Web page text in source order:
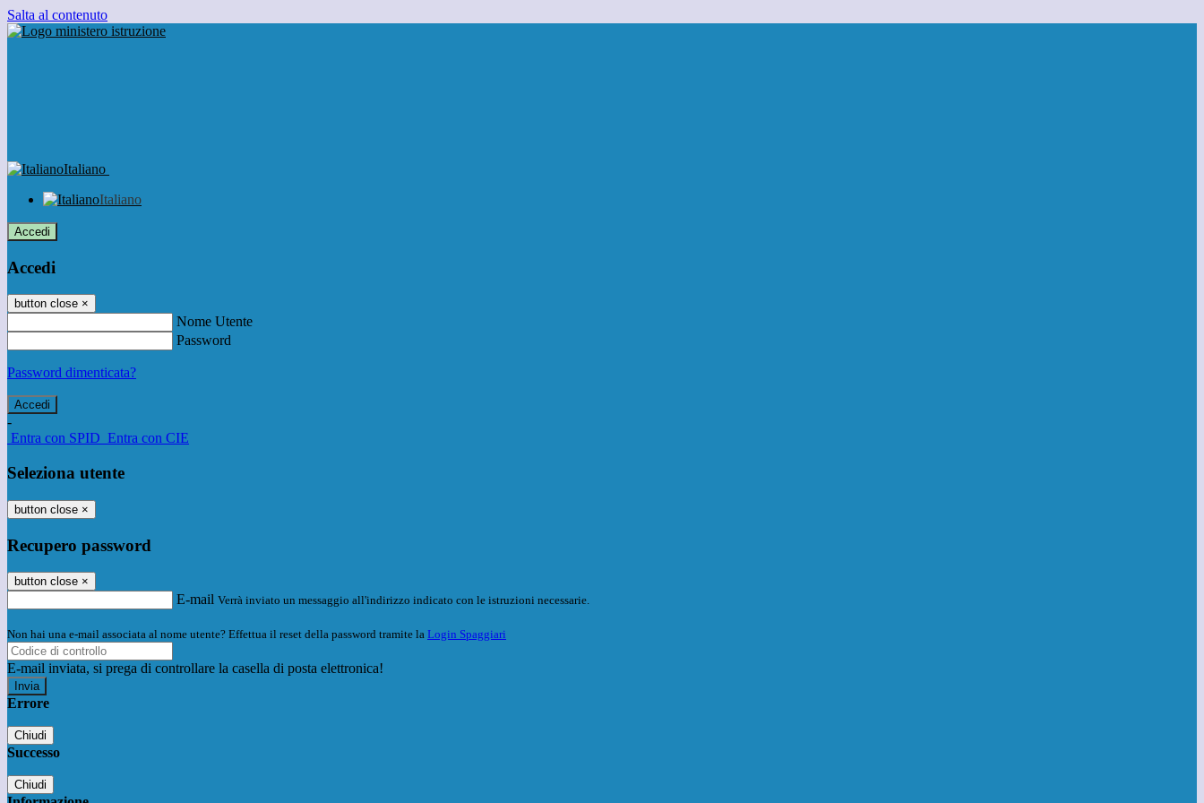
Salta al contenuto
Italiano
Italiano
Accedi
Accedi
button close ×
Nome Utente
Password
Password dimenticata?
-
Entra con SPID Entra con CIE
Seleziona utente
button close ×
Recupero password
button close ×
E-mail Verrà inviato un messaggio all'indirizzo indicato con le istruzioni necessarie.
Non hai una e-mail associata al nome utente? Effettua il reset della password tramite la Login Spaggiari
E-mail inviata, si prega di controllare la casella di posta elettronica!
Errore
Chiudi
Successo
Chiudi